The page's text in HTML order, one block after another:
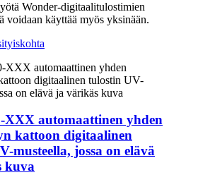
Wonder-digitaalitulostimien
voidaan käyttää myös yksinään.
XXX automaattinen yhden
kattoon digitaalinen
musteella, jossa on elävä
kuva